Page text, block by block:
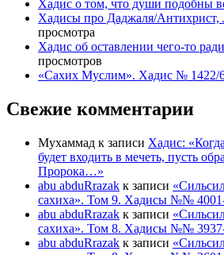
Хадис о том, что души подобны
Хадисы про Даджаля/Антихрист,
просмотра
Хадис об оставлении чего-то
просмотров
«Сахих Муслим». Хадис № 1422/
Свежие комментарии
Мухаммад к записи Хадис:
будет входить в мечеть, пусть
Пророка…»
abu abduRrazak к записи
сахиха». Том 9. Хадисы №№
abu abduRrazak к записи
сахиха». Том 8. Хадисы №№
abu abduRrazak к записи